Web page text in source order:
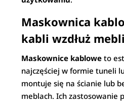
Maskownica
kabli wzdłuż mebli
Maskownice kablowe to
najczęściej w formie tuneli
montuje się na ścianie lub
meblach. Ich zastosowanie